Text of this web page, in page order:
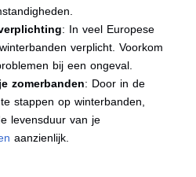
: In veel Europese
verplicht. Voorkom
bij een ongeval.
zomerbanden: Door in de
stappen op winterbanden,
levensduur van je
aanzienlijk.